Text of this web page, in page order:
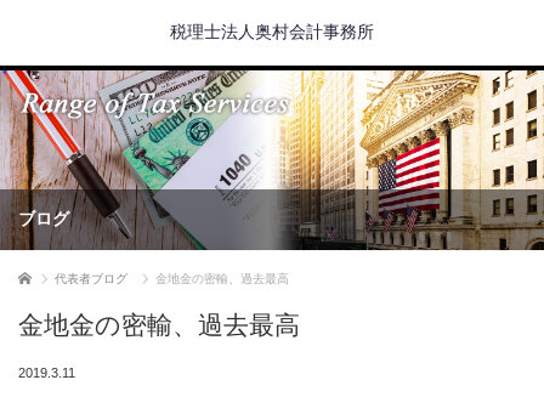
税理士法人奥村会計事務所
ブログ
ホーム 代表者ブログ 金地金の密輸、過去最高
金地金の密輸、過去最高
2019.3.11